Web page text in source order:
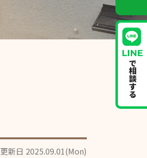
更新日 2025.09.01(Mon)
で相談する